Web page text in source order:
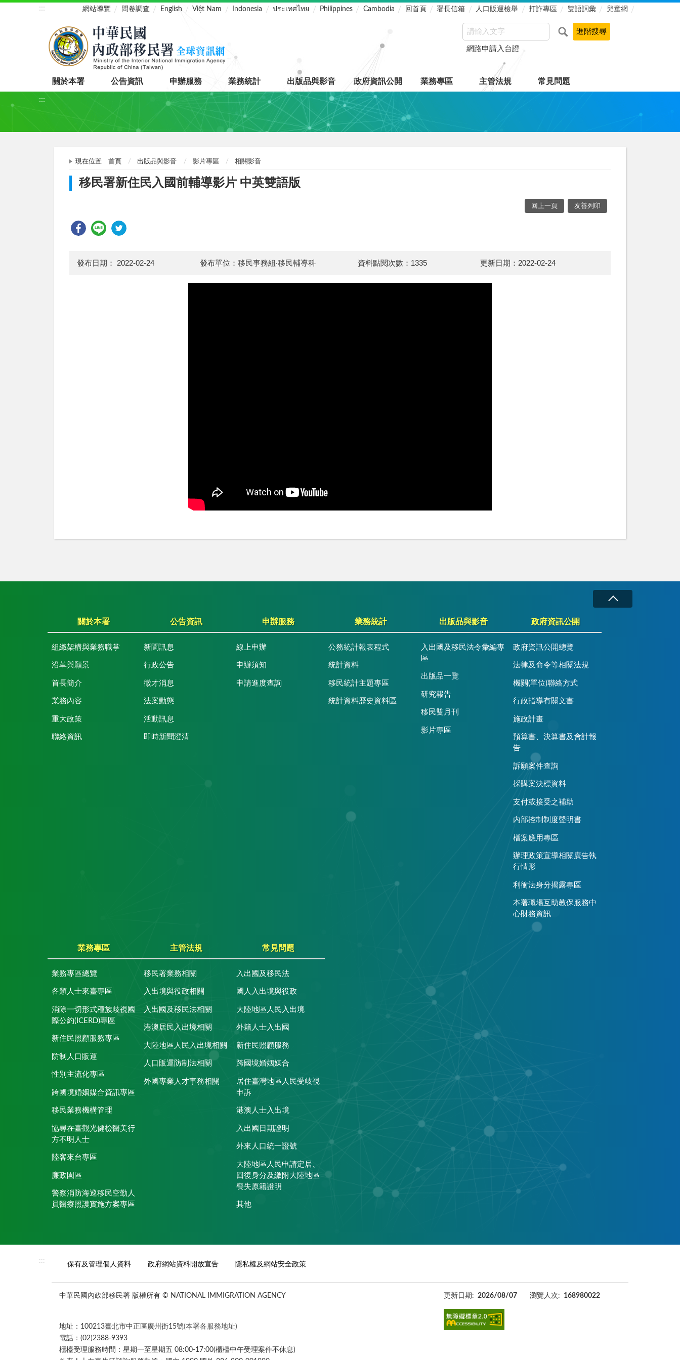
::: 網站導覽 問卷調查 English Việt Nam Indonesia ประเทศไทย Philippines Cambodia 回首頁 署長信箱 人口販運檢舉 打詐專區 雙語詞彙 兒童網
網路申請入台證
關於本署 公告資訊 申辦服務 業務統計 出版品與影音 政府資訊公開 業務專區 主管法規 常見問題
:::
現在位置 首頁 出版品與影音 影片專區 相關影音
移民署新住民入國前輔導影片 中英雙語版
回上一頁 友善列印
發布日期： 2022-02-24 發布單位：移民事務組‧移民輔導科 資料點閱次數：1335 更新日期：2022-02-24
關於本署
組織架構與業務職掌
沿革與願景
首長簡介
業務內容
重大政策
聯絡資訊
公告資訊
新聞訊息
行政公告
徵才消息
法案動態
活動訊息
即時新聞澄清
申辦服務
線上申辦
申辦須知
申請進度查詢
業務統計
公務統計報表程式
統計資料
移民統計主題專區
統計資料歷史資料區
出版品與影音
入出國及移民法令彙編專
區
出版品一覽
研究報告
移民雙月刊
影片專區
政府資訊公開
政府資訊公開總覽
法律及命令等相關法規
機關(單位)聯絡方式
行政指導有關文書
施政計畫
預算書、決算書及會計報
告
訴願案件查詢
採購案決標資料
支付或接受之補助
內部控制制度聲明書
檔案應用專區
辦理政策宣導相關廣告執
行情形
利衝法身分揭露專區
本署職場互助教保服務中
心財務資訊
業務專區
業務專區總覽
各類人士來臺專區
消除一切形式種族歧視國
際公約(ICERD)專區
新住民照顧服務專區
防制人口販運
性別主流化專區
跨國境婚姻媒合資訊專區
移民業務機構管理
協尋在臺觀光健檢醫美行
方不明人士
陸客來台專區
廉政園區
警察消防海巡移民空勤人
員醫療照護實施方案專區
主管法規
移民署業務相關
入出境與役政相關
入出國及移民法相關
港澳居民入出境相關
大陸地區人民入出境相關
人口販運防制法相關
外國專業人才事務相關
常見問題
入出國及移民法
國人入出境與役政
大陸地區人民入出境
外籍人士入出國
新住民照顧服務
跨國境婚姻媒合
居住臺灣地區人民受歧視
申訴
港澳人士入出境
入出國日期證明
外來人口統一證號
大陸地區人民申請定居、
回復身分及繳附大陸地區
喪失原籍證明
其他
:::
保有及管理個人資料 政府網站資料開放宣告 隱私權及網站安全政策
中華民國內政部移民署 版權所有 © NATIONAL IMMIGRATION AGENCY
地址：100213臺北市中正區廣州街15號(本署各服務地址)
電話：(02)2388-9393
櫃檯受理服務時間：星期一至星期五 08:00-17:00(櫃檯中午受理案件不休息)
更新日期: 2026/08/07 瀏覽人次: 168980022